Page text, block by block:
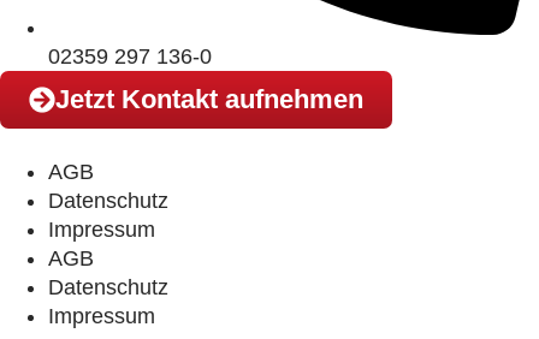
02359 297 136-0
Jetzt Kontakt aufnehmen
AGB
Datenschutz
Impressum
AGB
Datenschutz
Impressum